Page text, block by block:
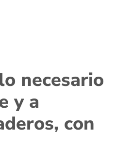
necesario
y a
con